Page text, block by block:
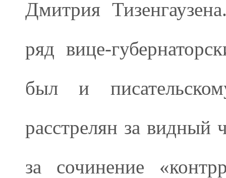
Дмитрия
ряд вице-
был и
расстрелян за видный
за сочинение